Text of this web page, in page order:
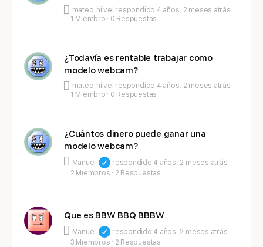
mateo_hilvel respondido 4 años, 2 meses atrás
1 Miembro · 0 Respuestas
¿Todavía es rentable trabajar como
modelo webcam?
mateo_hilvel respondido 4 años, 2 meses atrás
1 Miembro · 0 Respuestas
¿Cuántos dinero puede ganar una
modelo webcam?
Manuel respondido 4 años, 2 meses atrás
2 Miembros · 2 Respuestas
Que es BBW BBQ BBBW
Manuel respondido 4 años, 2 meses atrás
3 Miembros · 2 Respuestas